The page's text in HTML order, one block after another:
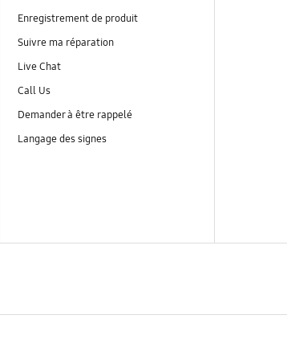
Enregistrement de produit
Suivre ma réparation
Live Chat
Call Us
Demander à être rappelé
Langage des signes